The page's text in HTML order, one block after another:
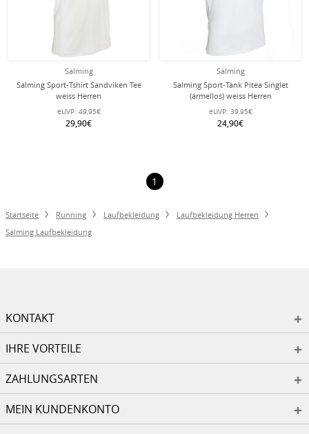
Salming
Salming Sport-Tshirt Sandviken Tee
weiss Herren
eUVP: 49,95€
29,90€
Salming
Salming Sport-Tank Pitea Singlet
(ärmellos) weiss Herren
eUVP: 39,95€
24,90€
1
Startseite Running Laufbekleidung
Laufbekleidung Herren
Salming Laufbekleidung
KONTAKT
IHRE VORTEILE
ZAHLUNGSARTEN
MEIN KUNDENKONTO